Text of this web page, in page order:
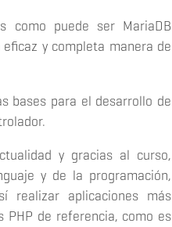
como puede ser MariaDB
y completa manera de
bases para el desarrollo de
y gracias al curso,
y de la programación,
realizar aplicaciones más
PHP de referencia, como es